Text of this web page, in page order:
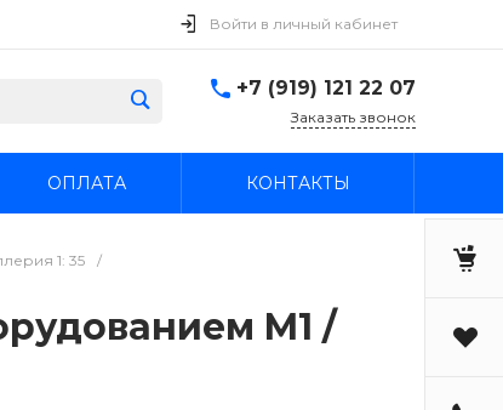
Войти в личный кабинет
+7 (919) 121 22 07
Заказать звонок
ОПЛАТА КОНТАКТЫ
1: 35
/
M1 /